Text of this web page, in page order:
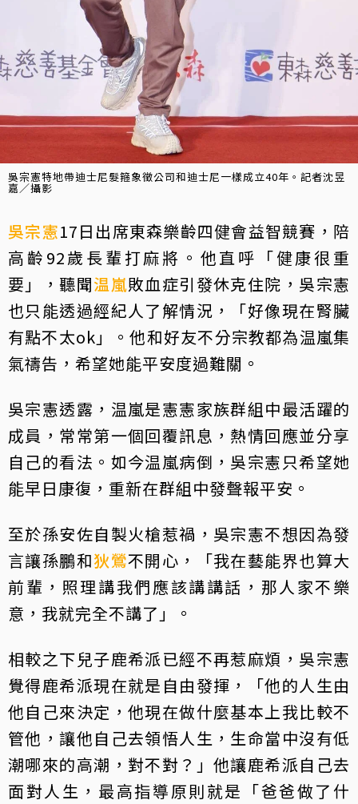
吳宗憲特地帶迪士尼髮箍象徵公司和迪士尼一樣成立40年。記者沈昱
嘉／攝影
吳宗憲17日出席東森樂齡四健會益智競賽，陪
高齡92歲長輩打麻將。他直呼「健康很重
要」，聽聞温嵐敗血症引發休克住院，吳宗憲
也只能透過經紀人了解情況，「好像現在腎臟
有點不太ok」。他和好友不分宗教都為温嵐集
氣禱告，希望她能平安度過難關。
吳宗憲透露，温嵐是憲憲家族群組中最活躍的
成員，常常第一個回覆訊息，熱情回應並分享
自己的看法。如今温嵐病倒，吳宗憲只希望她
能早日康復，重新在群組中發聲報平安。
至於孫安佐自製火槍惹禍，吳宗憲不想因為發
言讓孫鵬和狄鶯不開心，「我在藝能界也算大
前輩，照理講我們應該講講話，那人家不樂
意，我就完全不講了」。
相較之下兒子鹿希派已經不再惹麻煩，吳宗憲
覺得鹿希派現在就是自由發揮，「他的人生由
他自己來決定，他現在做什麼基本上我比較不
管他，讓他自己去領悟人生，生命當中沒有低
潮哪來的高潮，對不對？」他讓鹿希派自己去
面對人生，最高指導原則就是「爸爸做了什